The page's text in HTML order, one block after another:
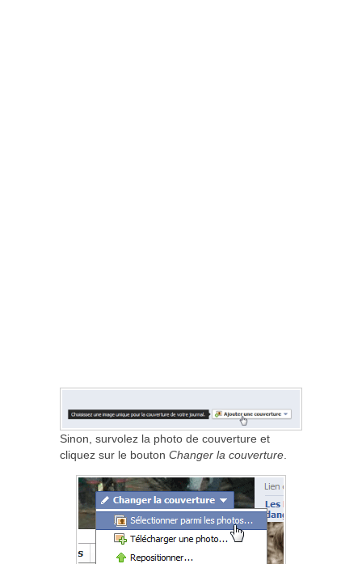
Sinon, survolez la photo de couverture et
cliquez sur le bouton Changer la couverture